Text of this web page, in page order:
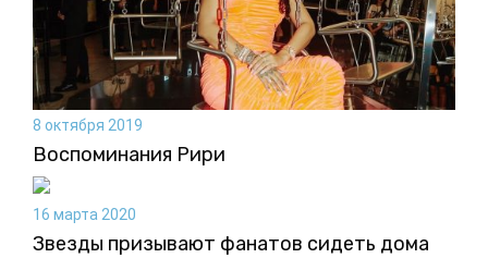
8 октября 2019
Воспоминания Рири
16 марта 2020
Звезды призывают фанатов сидеть дома